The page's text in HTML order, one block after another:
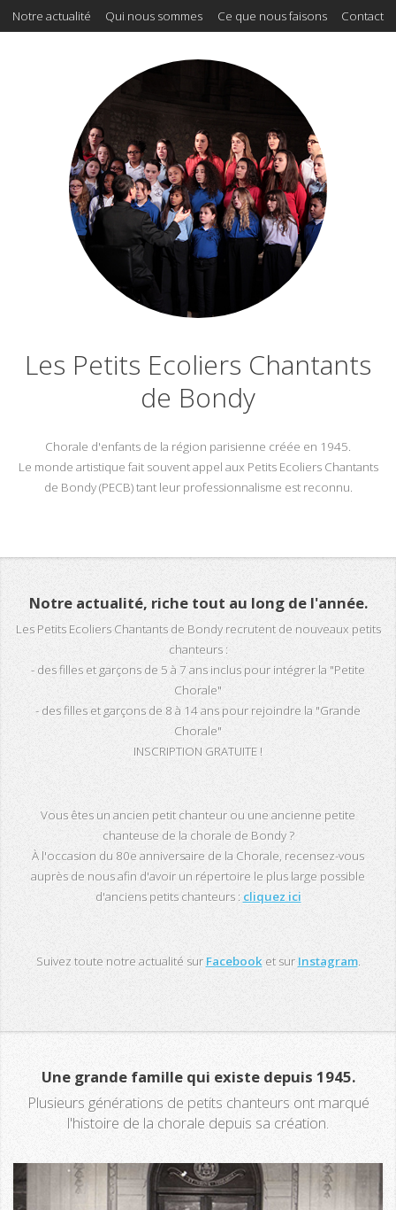
Notre actualité Qui nous sommes Ce que nous faisons Contact
Les Petits Ecoliers Chantants
de Bondy
Chorale d'enfants de la région parisienne créée en 1945.
Le monde artistique fait souvent appel aux Petits Ecoliers Chantants
de Bondy (PECB) tant leur professionnalisme est reconnu.
Notre actualité, riche tout au long de l'année.
Les Petits Ecoliers Chantants de Bondy recrutent de nouveaux petits
chanteurs :
- des filles et garçons de 5 à 7 ans inclus pour intégrer la "Petite
Chorale"
- des filles et garçons de 8 à 14 ans pour rejoindre la "Grande
Chorale"
INSCRIPTION GRATUITE !
Vous êtes un ancien petit chanteur ou une ancienne petite
chanteuse de la chorale de Bondy ?
À l'occasion du 80e anniversaire de la Chorale, recensez-vous
auprès de nous afin d'avoir un répertoire le plus large possible
d'anciens petits chanteurs : cliquez ici
Suivez toute notre actualité sur Facebooket sur Instagram.
Une grande famille qui existe depuis 1945.
Plusieurs générations de petits chanteurs ont marqué
l'histoire de la chorale depuis sa création.